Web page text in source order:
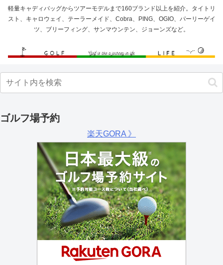
軽量キャディバッグからツアーモデルまで160ブランド以上を紹介。タイトリ
スト、キャロウェイ、テーラーメイド、Cobra、PING、OGIO、パーリーゲイ
ツ、ブリーフィング、サンマウンテン、ジョーンズなど。
ゴルフ場予約
楽天GORA 》